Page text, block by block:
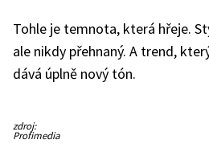
Tohle je temnota, která hřeje.
ale nikdy přehnaný. A trend,
dává úplně nový tón.
zdroj:
Profimedia